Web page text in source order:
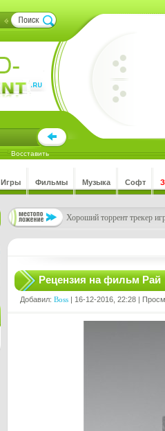
Восставить
Игры Фильмы Музыка Софт
Хороший торрент трекер
Рецензия на фильм Рай
Добавил: Boss | 16-12-2016, 22:28 |